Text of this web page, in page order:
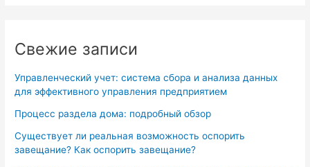
Свежие записи
Управленческий учет: система сбора и анализа данных
для эффективного управления предприятием
Процесс раздела дома: подробный обзор
Существует ли реальная возможность оспорить
завещание? Как оспорить завещание?